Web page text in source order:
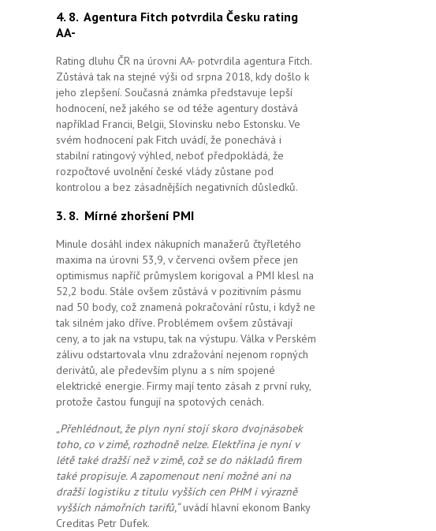
4. 8. Agentura Fitch potvrdila Česku rating
AA-
Rating dluhu ČR na úrovni AA- potvrdila agentura Fitch.
Zůstává tak na stejné výši od srpna 2018, kdy došlo k
jeho zlepšení. Současná známka představuje lepší
hodnocení, než jakého se od téže agentury dostává
například Francii, Belgii, Slovinsku nebo Estonsku. Ve
svém hodnocení pak Fitch uvádí, že ponechává i
stabilní ratingový výhled, neboť předpokládá, že
rozpočtové uvolnění české vlády zůstane pod
kontrolou a bez zásadnějších negativních důsledků.
3. 8. Mírné zhoršení PMI
Minule dosáhl index nákupních manažerů čtyřletého
maxima na úrovni 53,9, v červenci ovšem přece jen
optimismus napříč průmyslem korigoval a PMI klesl na
52,2 bodu. Stále ovšem zůstává v pozitivním pásmu
nad 50 body, což znamená pokračování růstu, i když ne
tak silném jako dříve. Problémem ovšem zůstávají
ceny, a to jak na vstupu, tak na výstupu. Válka v Perském
zálivu odstartovala vlnu zdražování nejenom ropných
derivátů, ale především plynu a s ním spojené
elektrické energie. Firmy mají tento zásah z první ruky,
protože častou fungují na spotových cenách.
„Přehlédnout, že plyn nyní stojí skoro dvojnásobek
toho, co v zimě, rozhodně nelze. Elektřina je nyní v
létě také dražší než v zimě, což se do nákladů firem
také propisuje. A zapomenout není možnéani na
dražší logistiku z titulu vyšších cen PHM i výrazně
vyšších námořních tarifů,“uvádí hlavní ekonom Banky
Creditas Petr Dufek.